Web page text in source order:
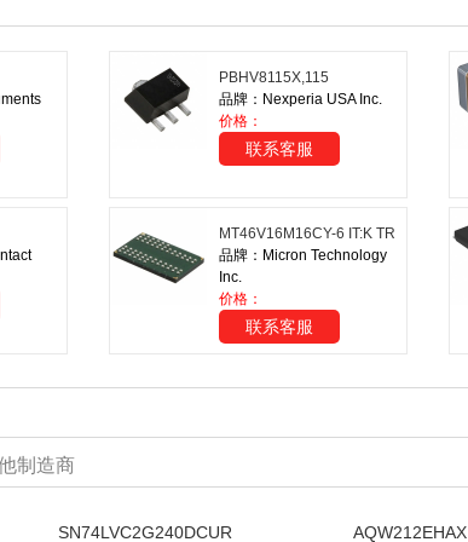
PBHV8115X,115
品牌：Nexperia USA Inc.
价格：
联系客服
MT46V16M16CY-6 IT:K TR
品牌：Micron Technology
Inc.
价格：
联系客服
制造商
SN74LVC2G240DCUR AQW212EHAX